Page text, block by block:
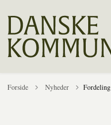
Forside Tilbage til
Nyheder